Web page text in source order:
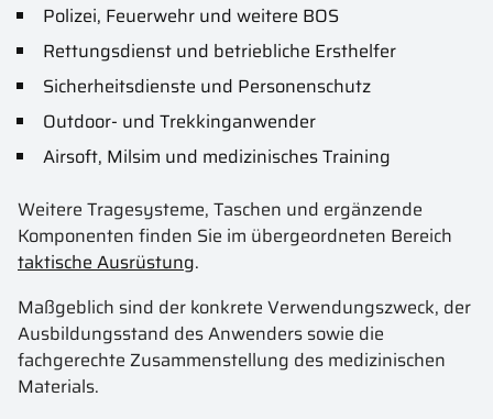
Polizei, Feuerwehr und weitere BOS
Rettungsdienst und betriebliche Ersthelfer
Sicherheitsdienste und Personenschutz
Outdoor- und Trekkinganwender
Airsoft, Milsim und medizinisches Training
Weitere Tragesysteme, Taschen und ergänzende
Komponenten finden Sie im übergeordneten Bereich
taktische Ausrüstung.
Maßgeblich sind der konkrete Verwendungszweck, der
Ausbildungsstand des Anwenders sowie die
fachgerechte Zusammenstellung des medizinischen
Materials.